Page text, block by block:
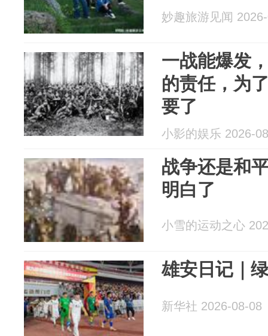
妙趣旅游见闻
一战能爆发
的责任，为
要了
小影的娱乐 2026-
战争还是和
明白了
小雪的运动之心
雄安日记｜
新华社 2026-08-08